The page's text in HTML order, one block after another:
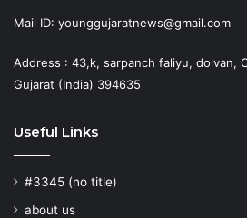
Mail ID: younggujaratnews@gmail.com
Address : 43,k, sarpanch faliyu, dolvan,
Gujarat (India) 394635
Useful Links
#3345 (no title)
about us